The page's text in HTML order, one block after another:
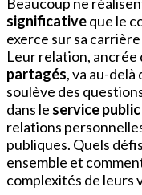
significativeque le
exerce sur sa
Leur relation, ancrée
partagés, va au-
soulève des
dans le service public
relations
publiques. Quels
ensemble et
complexités de leurs